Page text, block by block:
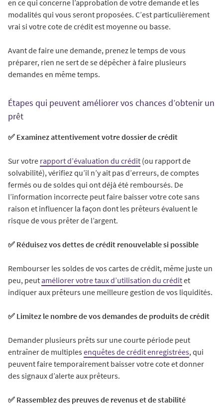
en ce qui concerne l’approbation de votre demande et les
modalités qui vous seront proposées. C’est particulièrement
vrai si votre cote de crédit est moyenne ou basse.
Avant de faire une demande, prenez le temps de vous
préparer, rien ne sert de se dépêcher à faire plusieurs
demandes en même temps.
Étapes qui peuvent améliorer vos chances d’obtenir un
prêt
✅ Examinez attentivement votre dossier de crédit
Sur votre rapport d’évaluation du crédit (ou rapport de
solvabilité), vérifiez qu’il n’y ait pas d’erreurs, de comptes
fermés ou de soldes qui ont déjà été remboursés. De
l’information incorrecte peut faire baisser votre cote sans
raison et influencer la façon dont les prêteurs évaluent le
risque de vous prêter de l’argent.
✅ Réduisez vos dettes de crédit renouvelable si possible
Rembourser les soldes de vos cartes de crédit, même juste un
peu, peut améliorer votre taux d’utilisation du créditet
indiquer aux prêteurs une meilleure gestion de vos liquidités.
✅ Limitez le nombre de vos demandes de produits de crédit
Demander plusieurs prêts sur une courte période peut
entraîner de multiplesenquêtes de crédit enregistrées, qui
peuvent faire temporairement baisser votre cote et donner
des signaux d’alerte aux prêteurs.
✅ Rassemblez des preuves de revenus et de stabilité